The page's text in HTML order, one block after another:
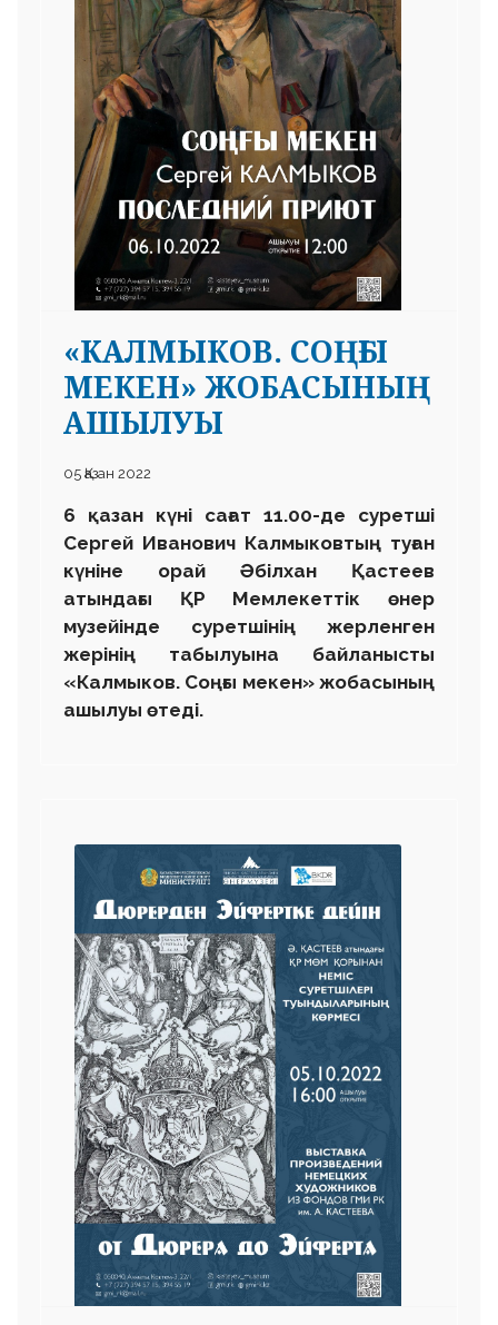
«КАЛМЫКОВ. СОҢҒЫ
МЕКЕН» ЖОБАСЫНЫҢ
АШЫЛУЫ
05 Қазан 2022
6 қазан күні сағат 11.00-де суретші
Сергей Иванович Калмыковтың туған
күніне орай Әбілхан Қастеев
атындағы ҚР Мемлекеттік өнер
музейінде суретшінің жерленген
жерінің табылуына байланысты
«Калмыков. Соңғы мекен» жобасының
ашылуы өтеді.